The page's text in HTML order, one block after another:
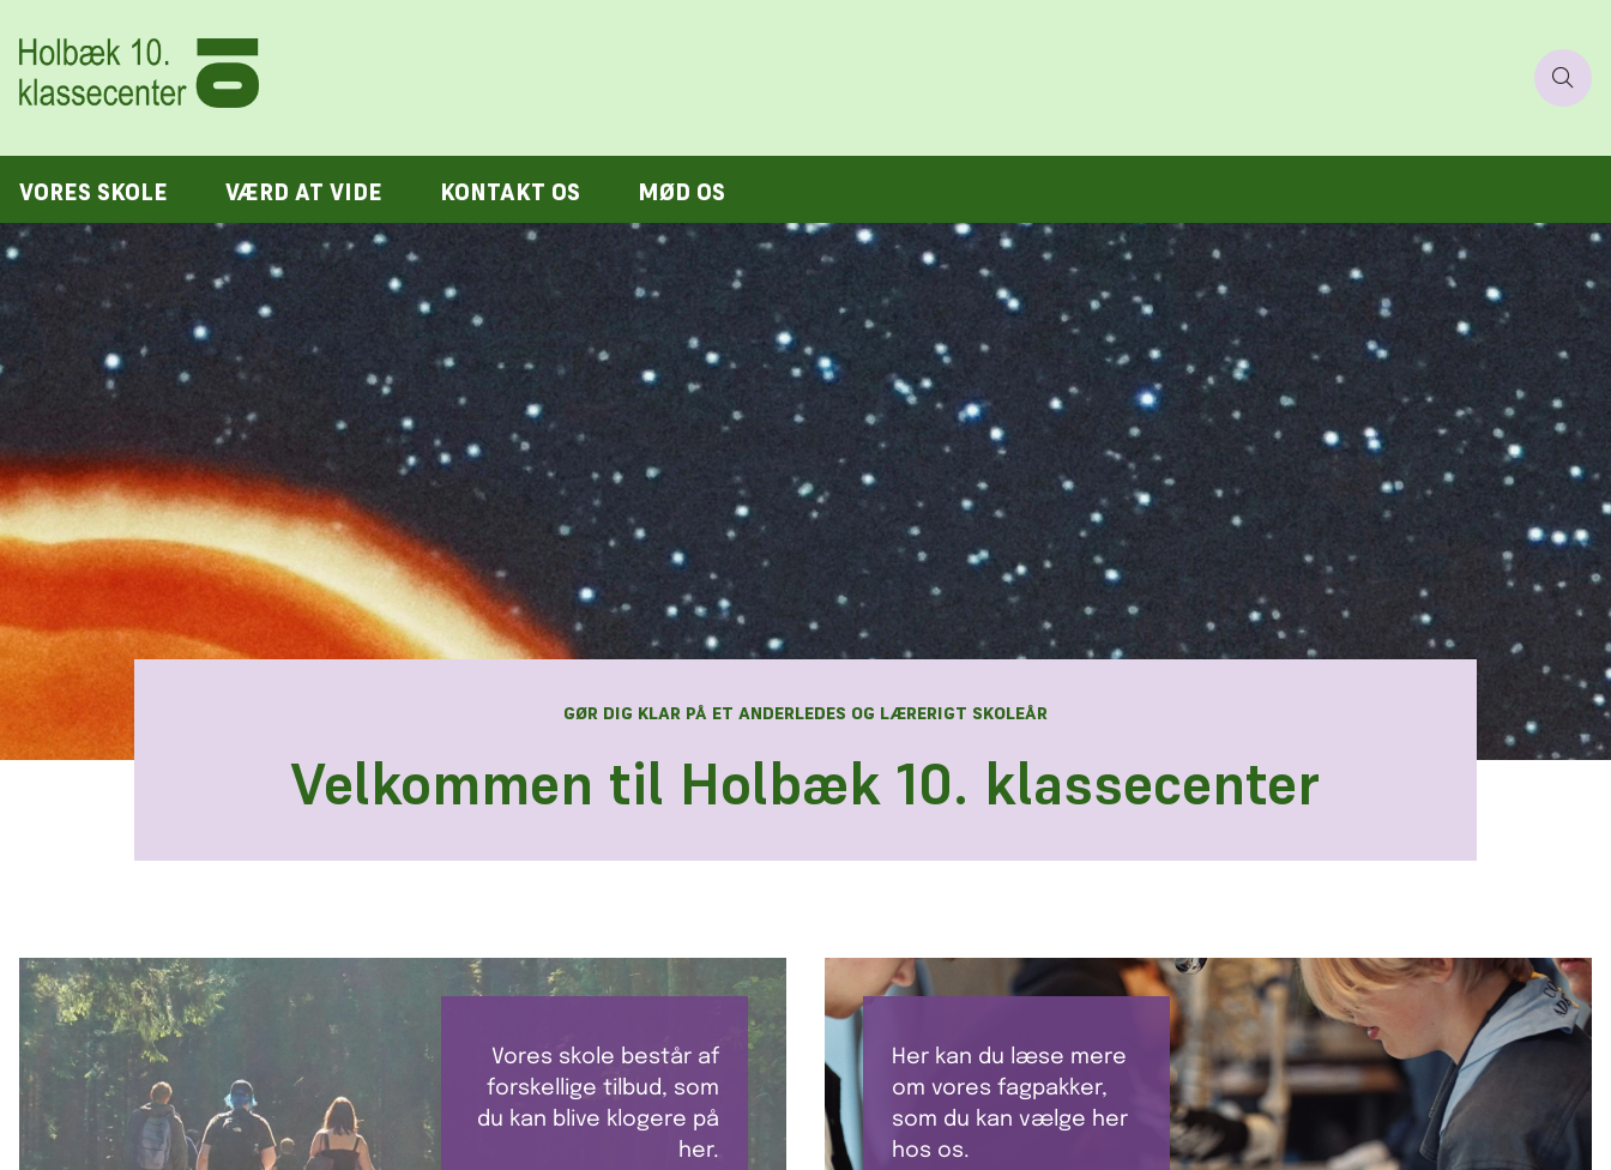
VORES SKOLE VÆRD AT VIDE KONTAKT OS MØD OS
GØR DIG KLAR PÅ ET ANDERLEDES OG LÆRERIGT SKOLEÅR
Velkommen til Holbæk 10. klassecenter
Vores skole består af
forskellige tilbud, som
du kan blive klogere på
her.
Her kan du læse mere
om vores fagpakker,
som du kan vælge her
hos os.